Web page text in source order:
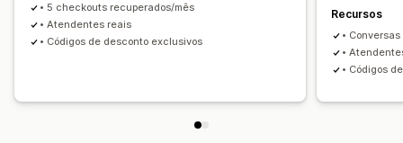
• 5 checkouts recuperados/mês
• Atendentes reais
• Códigos de desconto exclusivos
Recursos
•
•
• Códigos